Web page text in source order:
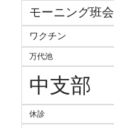
モーニング班会
ワクチン
万代池
中支部
休診